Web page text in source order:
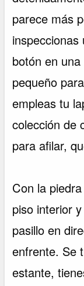
parece más
botón en
pequeño
empleas tu
colección de
para afilar,
Con la
piso interior
pasillo en
enfrente. Se
estante,